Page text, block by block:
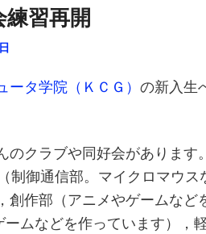
習再開
ータ学院（ＫＣＧ）の新入生
のクラブや同好会があります
制御通信部。マイクロマウス
創作部（アニメやゲームなど
ムなどを作っています），